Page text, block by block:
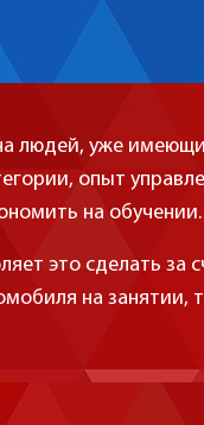
людей, уже
опыт
на
это сделать за
на занятии,